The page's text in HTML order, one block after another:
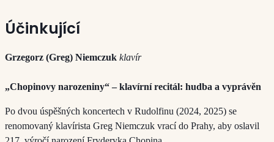
Účinkující
Grzegorz (Greg) Niemczuk klavír
„Chopinovy narozeniny“ – klavírní recitál: hudba a vyprávěn
Po dvou úspěšných koncertech v Rudolfinu (2024, 2025) se
renomovaný klavírista Greg Niemczuk vrací do Prahy, aby oslavil